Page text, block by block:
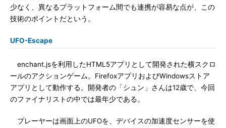
少なく、異なるプラットフォーム間でも連携が容易な点が、この
技術のポイントだという。
UFO-Escape
enchant.jsを利用したHTML5アプリとして開発された横スクロ
ールのアクションゲーム。FirefoxアプリおよびWindowsストア
アプリとして動作する。開発者の「シュン」さんは12歳で、今回
のファイナリストの中では最年少である。
プレーヤーは画面上のUFOを、デバイスの加速度センサーを使